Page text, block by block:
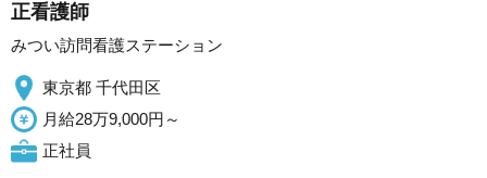
正看護師
みつい訪問看護ステーション
東京都 千代田区
月給28万9,000円～
正社員